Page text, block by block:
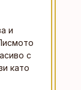
и
с
като